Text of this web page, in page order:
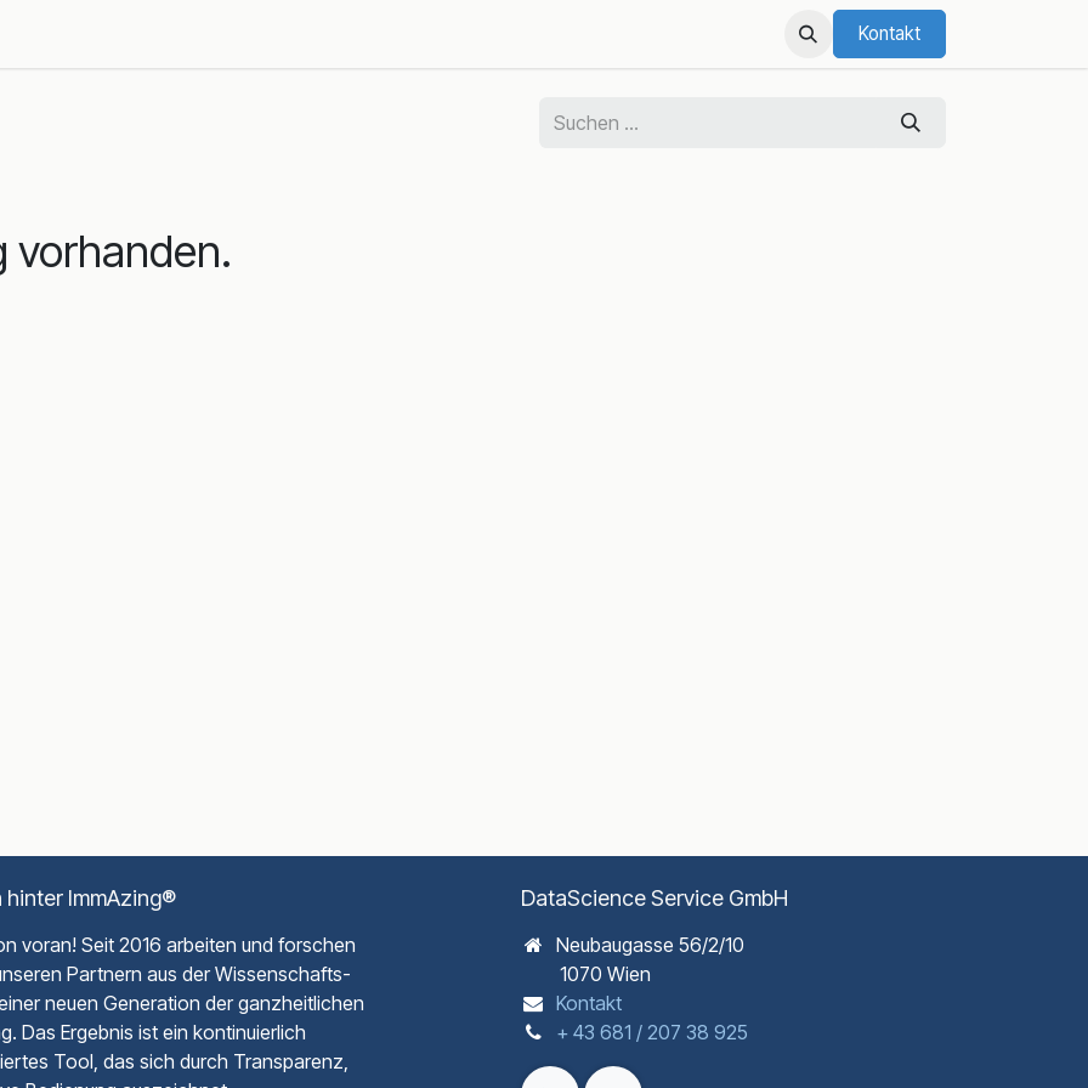
Kontakt
vorhanden.
hinter ImmAzing®
voran! Seit 2016 arbeiten und forschen
Partnern aus der Wissenschafts-
neuen Generation der ganzheitlichen
Das Ergebnis ist ein kontinuierlich
Tool, das sich durch Transparenz,
DataScience Service GmbH
Neubaugasse 56/2/10
1070 Wien
Kontakt
+ 43 681 / 207 38 925